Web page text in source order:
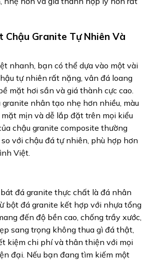
Chậu Granite Tự Nhiên Và
nhanh, bạn có thể dựa vào một vài
tự nhiên rất nặng, vân đá loang
mặt hơi sần và giá thành cực cao.
granite nhân tạo nhẹ hơn nhiều, màu
mịn và dễ lắp đặt trên mọi kiểu
chậu granite composite thường
với chậu đá tự nhiên, phù hợp hơn
Việt.
đá granite thực chất là đá nhân
bột đá granite kết hợp với nhựa tổng
đến độ bền cao, chống trầy xước,
sang trọng không thua gì đá thật,
kiệm chi phí và thân thiện với mọi
đại. Nếu bạn đang tìm kiếm một